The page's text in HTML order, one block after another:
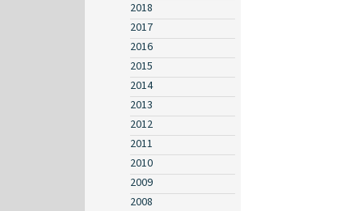
2018
2017
2016
2015
2014
2013
2012
2011
2010
2009
2008